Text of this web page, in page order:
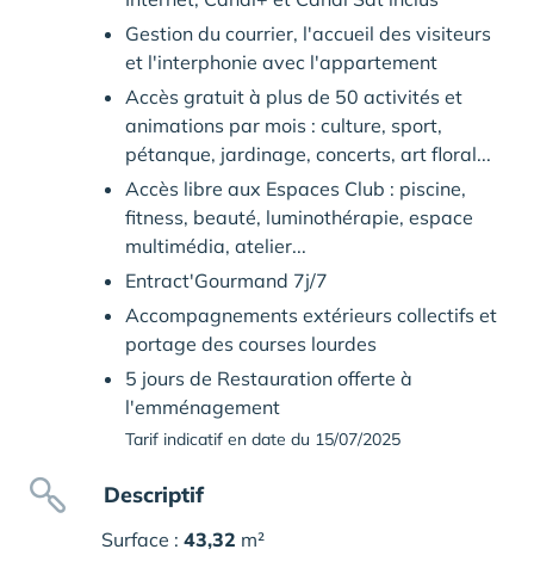
Gestion du courrier, l'accueil des visiteurs
et l'interphonie avec l'appartement
Accès gratuit à plus de 50 activités et
animations par mois : culture, sport,
pétanque, jardinage, concerts, art floral...
Accès libre aux Espaces Club : piscine,
fitness, beauté, luminothérapie, espace
multimédia, atelier...
Entract'Gourmand 7j/7
Accompagnements extérieurs collectifs et
portage des courses lourdes
5 jours de Restauration offerte à
l'emménagement
Tarif indicatif en date du 15/07/2025
Descriptif
Surface : 43,32 m²